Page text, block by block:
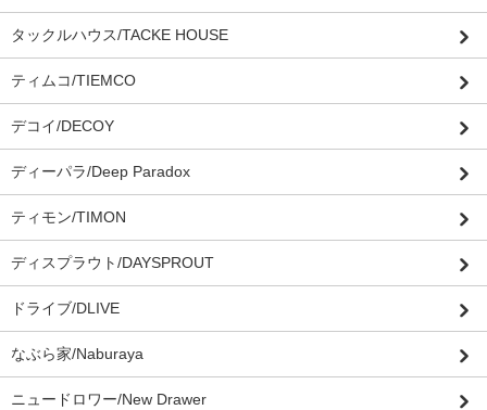
タックルハウス/TACKE HOUSE
ティムコ/TIEMCO
デコイ/DECOY
ディーパラ/Deep Paradox
ティモン/TIMON
ディスプラウト/DAYSPROUT
ドライブ/DLIVE
なぶら家/Naburaya
ニュードロワー/New Drawer